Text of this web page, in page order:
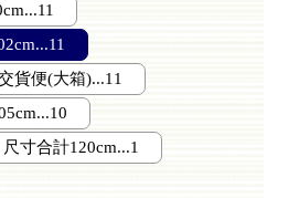
貨便(大箱)...11
寸合計120cm...1